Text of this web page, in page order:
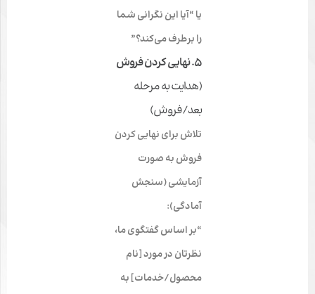
یا “آیا این نگرانی شما
را برطرف می‌کند؟”
۵. نهایی کردن فروش
(هدایت به مرحله
بعد/فروش)
تلاش برای نهایی کردن
فروش به صورت
آزمایشی (سنجش
آمادگی):
“بر اساس گفتگوی ما،
نظرتان در مورد [نام
محصول/خدمات] به